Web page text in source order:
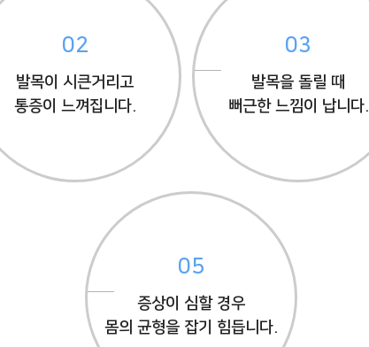
02
발목이 시큰거리고
통증이 느껴집니다.
03
발목을 돌릴 때
뻐근한 느낌이 납니다.
05
증상이 심할 경우
몸의 균형을 잡기 힘듭니다.